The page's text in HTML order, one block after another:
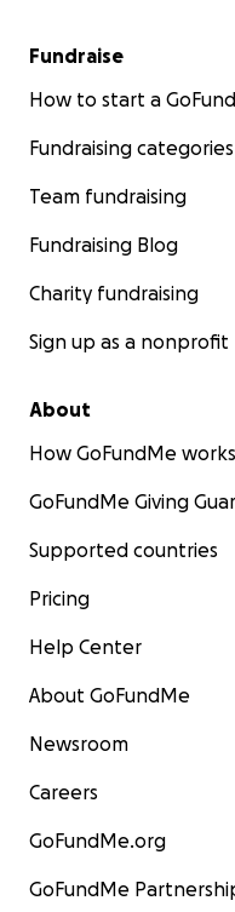
Fundraise
How to start a
Fundraising categories
Team fundraising
Fundraising Blog
Charity fundraising
Sign up as a nonprofit
About
How GoFundMe works
GoFundMe Giving
Supported countries
Pricing
Help Center
About GoFundMe
Newsroom
Careers
GoFundMe.org
GoFundMe